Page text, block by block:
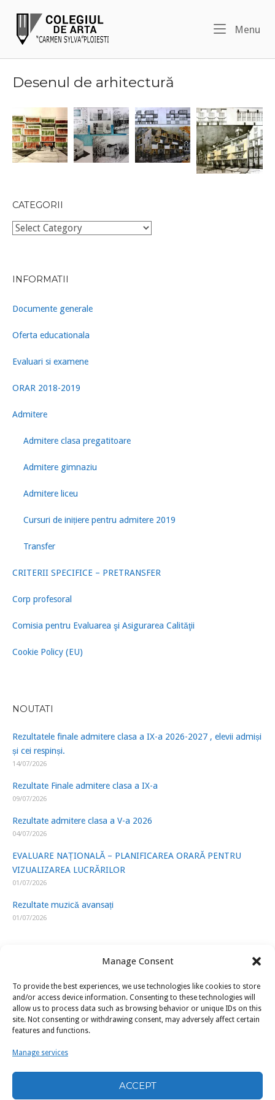
Manage Consent
To provide the best experiences, we use technologies like cookies to store
and/or access device information. Consenting to these technologies will
allow us to process data such as browsing behavior or unique IDs on this
site. Not consenting or withdrawing consent, may adversely affect certain
features and functions.
Manage services
ACCEPT
content
Menu
Desenul de arhitectură
CATEGORII
Categorii
INFORMATII
Documente generale
Oferta educationala
Evaluari si examene
ORAR 2018-2019
Admitere
Admitere clasa pregatitoare
Admitere gimnaziu
Admitere liceu
Cursuri de inițiere pentru admitere 2019
Transfer
CRITERII SPECIFICE – PRETRANSFER
Corp profesoral
Comisia pentru Evaluarea şi Asigurarea Calităţii
Cookie Policy (EU)
NOUTATI
Rezultatele finale admitere clasa a IX-a 2026-2027 , elevii admiși
și cei respinși.
14/07/2026
Rezultate Finale admitere clasa a IX-a
09/07/2026
Rezultate admitere clasa a V-a 2026
04/07/2026
EVALUARE NAȚIONALĂ – PLANIFICAREA ORARĂ PENTRU
VIZUALIZAREA LUCRĂRILOR
01/07/2026
Rezultate muzică avansați
01/07/2026
LINK-URI UTILE
ISJ Prahova
Ministerul Educatiei
U.A.P.